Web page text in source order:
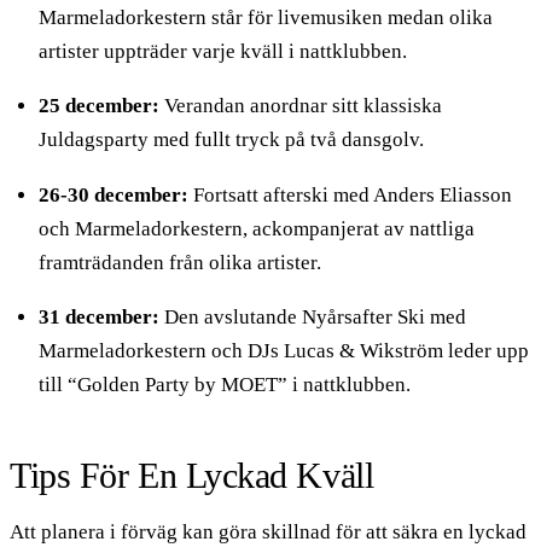
Marmeladorkestern står för livemusiken medan olika
artister uppträder varje kväll i nattklubben.
25 december: Verandan anordnar sitt klassiska
Juldagsparty med fullt tryck på två dansgolv.
26-30 december: Fortsatt afterski med Anders Eliasson
och Marmeladorkestern, ackompanjerat av nattliga
framträdanden från olika artister.
31 december: Den avslutande Nyårsafter Ski med
Marmeladorkestern och DJs Lucas & Wikström leder upp
till “Golden Party by MOET” i nattklubben.
Tips För En Lyckad Kväll
Att planera i förväg kan göra skillnad för att säkra en lyckad